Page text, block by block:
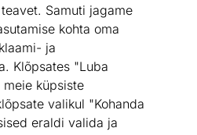
Samuti jagame
kohta oma
ja
Klõpsates "Luba
küpsiste
valikul "Kohanda
eraldi valida ja